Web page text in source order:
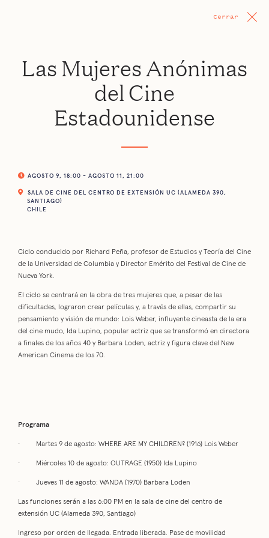
Cerrar
Las Mujeres Anónimas
del Cine
Estadounidense
AGOSTO 9, 18:00 - AGOSTO 11, 21:00
SALA DE CINE DEL CENTRO DE EXTENSIÓN UC (ALAMEDA 390,
SANTIAGO)
CHILE
Ciclo conducido por Richard Peña, profesor de Estudios y Teoría del Cine
de la Universidad de Columbia y Director Emérito del Festival de Cine de
Nueva York.
El ciclo se centrará en la obra de tres mujeres que, a pesar de las
dificultades, lograron crear películas y, a través de ellas, compartir su
pensamiento y visión de mundo: Lois Weber, influyente cineasta de la era
del cine mudo, Ida Lupino, popular actriz que se transformó en directora
a finales de los años 40 y Barbara Loden, actriz y figura clave del New
American Cinema de los 70.
Programa
· Martes 9 de agosto: WHERE ARE MY CHILDREN? (1916) Lois Weber
· Miércoles 10 de agosto: OUTRAGE (1950) Ida Lupino
· Jueves 11 de agosto: WANDA (1970) Barbara Loden
Las funciones serán a las 6:00 PM en la sala de cine del centro de
extensión UC (Alameda 390, Santiago)
Ingreso por orden de llegada. Entrada liberada. Pase de movilidad